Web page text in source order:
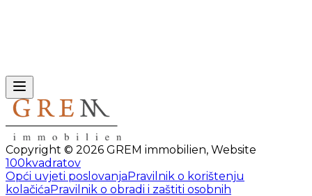
Copyright © 2026 GREM immobilien, Website
100kvadratov
Opći uvjeti poslovanjaPravilnik o korištenju
kolačićaPravilnik o obradi i zaštiti osobnih